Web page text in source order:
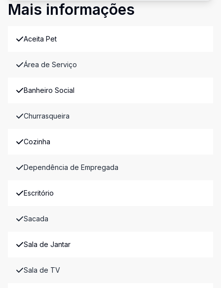
Mais informações
Aceita Pet
Área de Serviço
Banheiro Social
Churrasqueira
Cozinha
Dependência de Empregada
Escritório
Sacada
Sala de Jantar
Sala de TV